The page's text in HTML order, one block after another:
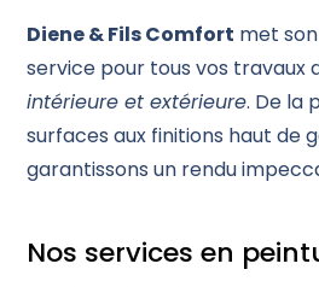
Diene & Fils Comfort met
service pour tous vos travaux
intérieure et extérieure. De la
surfaces aux finitions haut de
garantissons un rendu
Nos services en